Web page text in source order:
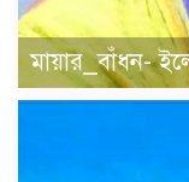
মায়ার_বাঁধন-